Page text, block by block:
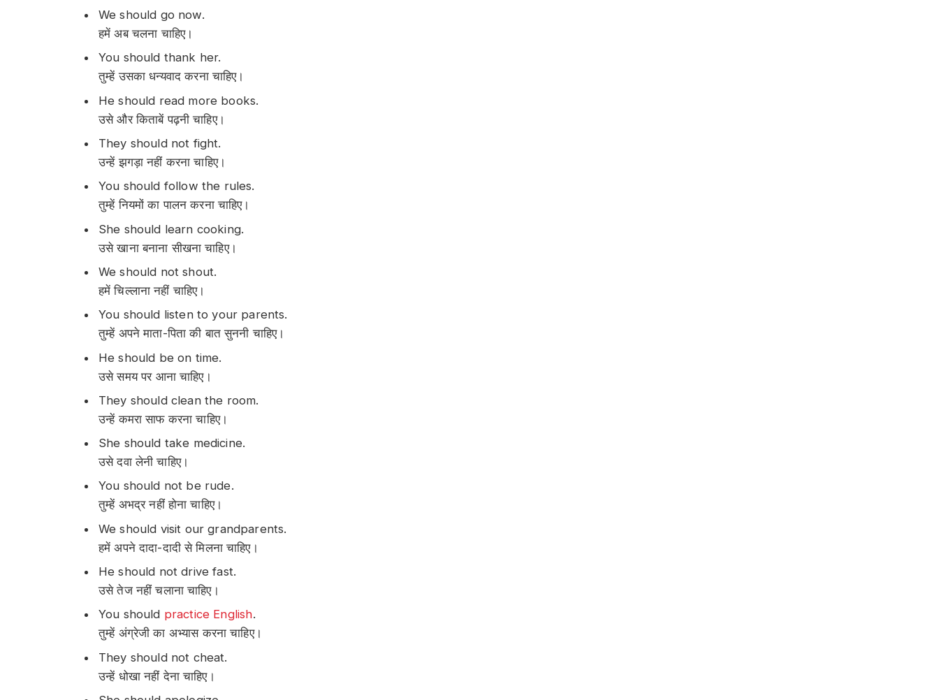
We should go now.
हमें अब चलना चाहिए।
You should thank her.
तुम्हें उसका धन्यवाद करना चाहिए।
He should read more books.
उसे और किताबें पढ़नी चाहिए।
They should not fight.
उन्हें झगड़ा नहीं करना चाहिए।
You should follow the rules.
तुम्हें नियमों का पालन करना चाहिए।
She should learn cooking.
उसे खाना बनाना सीखना चाहिए।
We should not shout.
हमें चिल्लाना नहीं चाहिए।
You should listen to your parents.
तुम्हें अपने माता-पिता की बात सुननी चाहिए।
He should be on time.
उसे समय पर आना चाहिए।
They should clean the room.
उन्हें कमरा साफ करना चाहिए।
She should take medicine.
उसे दवा लेनी चाहिए।
You should not be rude.
तुम्हें अभद्र नहीं होना चाहिए।
We should visit our grandparents.
हमें अपने दादा-दादी से मिलना चाहिए।
He should not drive fast.
उसे तेज नहीं चलाना चाहिए।
You should practice English.
तुम्हें अंग्रेजी का अभ्यास करना चाहिए।
They should not cheat.
उन्हें धोखा नहीं देना चाहिए।